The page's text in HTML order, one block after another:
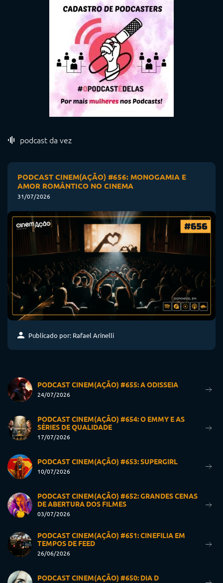
podcast da vez
PODCAST CINEM(AÇÃO) #656: MONOGAMIA E
AMOR ROMÂNTICO NO CINEMA
31/07/2026
Publicado por: Rafael Arinelli
PODCAST CINEM(AÇÃO) #655: A ODISSEIA
24/07/2026
PODCAST CINEM(AÇÃO) #654: O EMMY E AS
SÉRIES DE QUALIDADE
17/07/2026
PODCAST CINEM(AÇÃO) #653: SUPERGIRL
10/07/2026
PODCAST CINEM(AÇÃO) #652: GRANDES CENAS
DE ABERTURA DOS FILMES
03/07/2026
PODCAST CINEM(AÇÃO) #651: CINEFILIA EM
TEMPOS DE FEED
26/06/2026
PODCAST CINEM(AÇÃO) #650: DIA D